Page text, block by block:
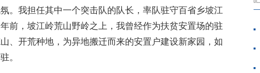
。我担任其中一个突击队的队长，率队驻守百省乡坡江
前，坡江岭荒山野岭之上，我曾经作为扶贫安置场的驻
、开荒种地，为异地搬迁而来的安置户建设新家园，如
。